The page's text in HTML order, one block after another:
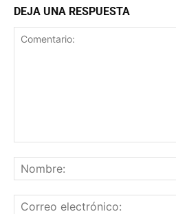
DEJA UNA RESPUESTA